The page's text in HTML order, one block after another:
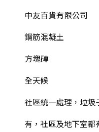
中友百貨有限公司
鋼筋混凝土
方塊磚
全天候
社區統一處理，垃圾
有，社區及地下室都